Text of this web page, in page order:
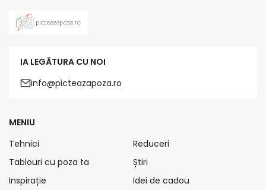
IA LEGĂTURA CU NOI
info@picteazapoza.ro
MENIU
Tehnici
Tablouri cu poza ta
Inspirație
Reduceri
Știri
Idei de cadou